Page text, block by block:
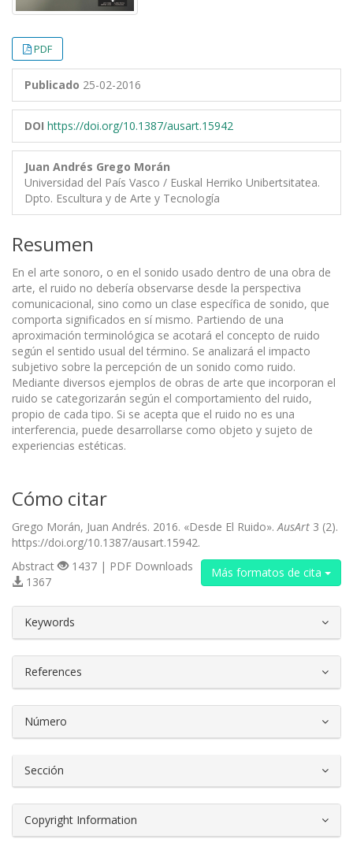
PDF
Publicado 25-02-2016
DOI https://doi.org/10.1387/ausart.15942
Juan Andrés Grego Morán
Universidad del País Vasco / Euskal Herriko Unibertsitatea.
Dpto. Escultura y de Arte y Tecnología
Resumen
En el arte sonoro, o en el sonido usado dentro de una obra de
arte, el ruido no debería observarse desde la perspectiva
comunicacional, sino como un clase específica de sonido, que
comporta significados en sí mismo. Partiendo de una
aproximación terminológica se acotará el concepto de ruido
según el sentido usual del término. Se analizará el impacto
subjetivo sobre la percepción de un sonido como ruido.
Mediante diversos ejemplos de obras de arte que incorporan el
ruido se categorizarán según el comportamiento del ruido,
propio de cada tipo. Si se acepta que el ruido no es una
interferencia, puede desarrollarse como objeto y sujeto de
experiencias estéticas.
Cómo citar
Grego Morán, Juan Andrés. 2016. «Desde El Ruido». AusArt 3 (2).
https://doi.org/10.1387/ausart.15942.
Más formatos de cita
Abstract
1437 | PDF Downloads
1367
Keywords
References
Número
Sección
Copyright Information